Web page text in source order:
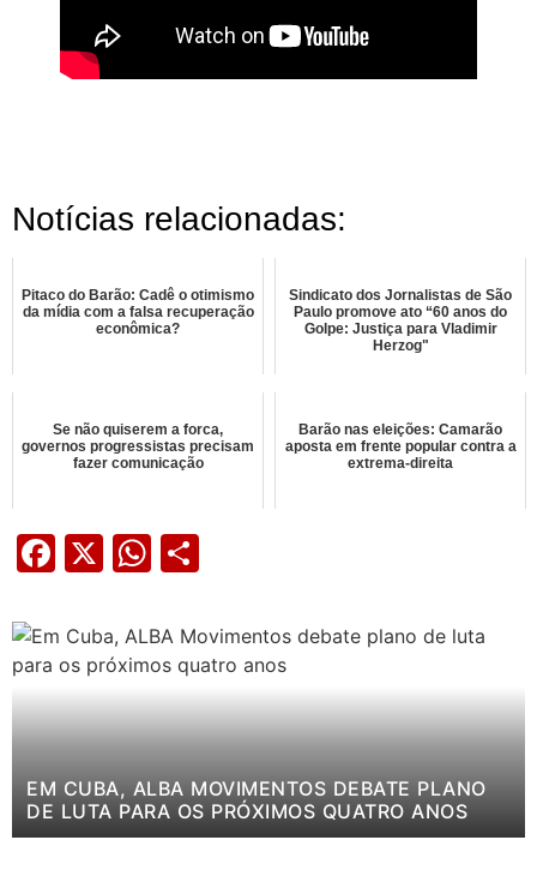
Notícias relacionadas:
Pitaco do Barão: Cadê o otimismo
da mídia com a falsa recuperação
econômica?
Sindicato dos Jornalistas de São
Paulo promove ato “60 anos do
Golpe: Justiça para Vladimir
Herzog"
Se não quiserem a forca,
governos progressistas precisam
fazer comunicação
Barão nas eleições: Camarão
aposta em frente popular contra a
extrema-direita
Facebook
X WhatsApp
EM CUBA, ALBA MOVIMENTOS DEBATE PLANO
DE LUTA PARA OS PRÓXIMOS QUATRO ANOS